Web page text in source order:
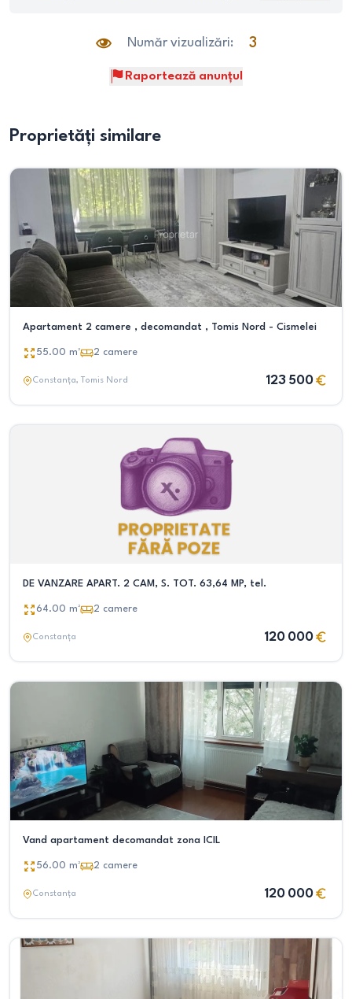
Număr vizualizări: 3
Raportează anunțul
Proprietăți similare
Apartament 2 camere , decomandat , Tomis Nord - Cismelei
55.00 m² 2 camere
Constanța, Tomis Nord 123 500
DE VANZARE APART. 2 CAM, S. TOT. 63,64 MP, tel.
64.00 m² 2 camere
Constanța 120 000
Vand apartament decomandat zona ICIL
56.00 m² 2 camere
Constanța 120 000